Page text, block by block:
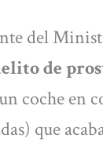
del
de
coche en
que